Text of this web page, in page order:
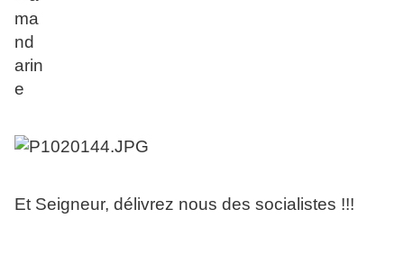
Et Seigneur, délivrez nous des socialistes !!!